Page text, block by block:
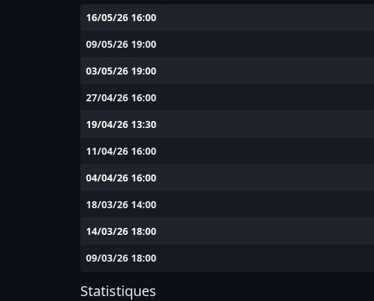
16/05/26 16:00
09/05/26 19:00
03/05/26 19:00
27/04/26 16:00
19/04/26 13:30
11/04/26 16:00
04/04/26 16:00
18/03/26 14:00
14/03/26 18:00
09/03/26 18:00
Statistiques